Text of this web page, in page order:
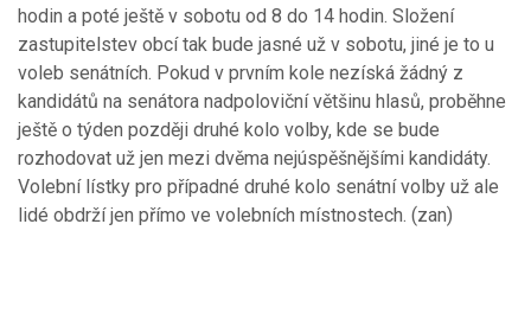
hodin a poté ještě v sobotu od 8 do 14 hodin. Složení
zastupitelstev obcí tak bude jasné už v sobotu, jiné je to u
voleb senátních. Pokud v prvním kole nezíská žádný z
kandidátů na senátora nadpoloviční většinu hlasů, proběhne
ještě o týden později druhé kolo volby, kde se bude
rozhodovat už jen mezi dvěma nejúspěšnějšími kandidáty.
Volební lístky pro případné druhé kolo senátní volby už ale
lidé obdrží jen přímo ve volebních místnostech. (zan)